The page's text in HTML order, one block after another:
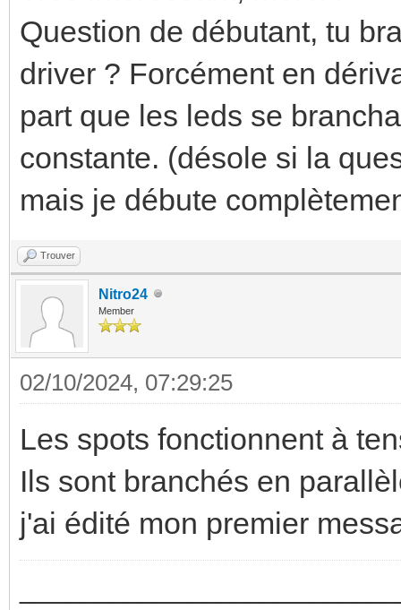
Question de débutant, tu
driver ? Forcément en
part que les leds se
constante. (désole si la
mais je débute
Trouver
Nitro24
Member
02/10/2024, 07:29:25
Les spots fonctionnent à
Ils sont branchés en
j'ai édité mon premier